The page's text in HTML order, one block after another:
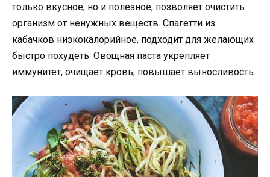
только вкусное, но и полезное, позволяет очистить
организм от ненужных веществ. Спагетти из
кабачков низкокалорийное, подходит для желающих
быстро похудеть. Овощная паста укрепляет
иммунитет, очищает кровь, повышает выносливость.